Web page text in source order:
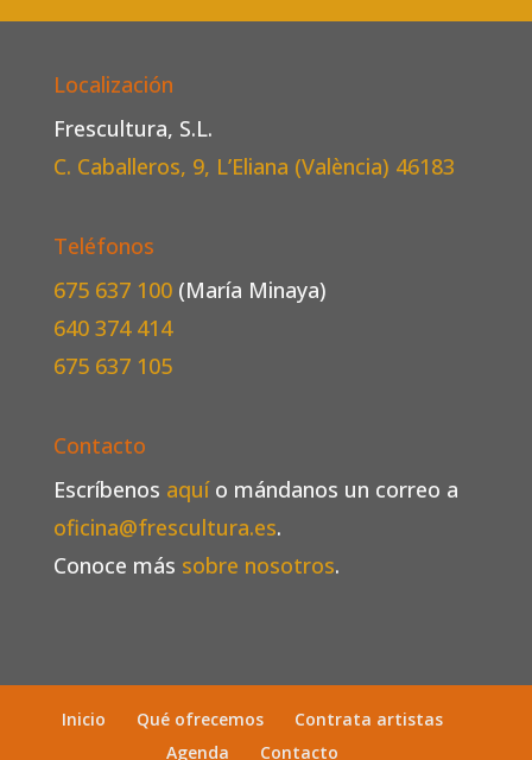
Localización
Frescultura, S.L.
C. Caballeros, 9, L’Eliana (València) 46183
Teléfonos
675 637 100 (María Minaya)
640 374 414
675 637 105
Contacto
Escríbenos aquío mándanos un correo a
oficina@frescultura.es.
Conoce más sobre nosotros.
Inicio Qué ofrecemos
Contrata artistas
Agenda
Contacto